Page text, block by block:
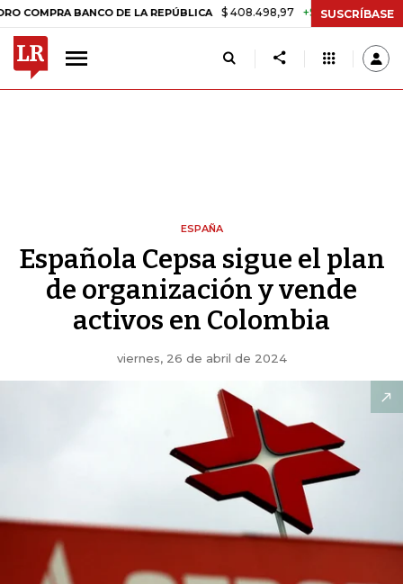
BANCO DE LA REPÚBLICA $ 408.498,97 +$ 8.753,81 +2,19%
SUSCRÍBASE
ESPAÑA
Española Cepsa sigue el plan
de organización y vende
activos en Colombia
viernes, 26 de abril de 2024